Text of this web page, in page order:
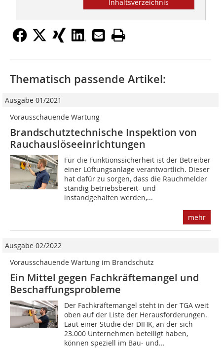
Inhaltsverzeichnis
Thematisch passende Artikel:
Ausgabe 01/2021
Vorausschauende Wartung
Brandschutztechnische Inspektion von
Rauchauslöseeinrichtungen
Für die Funktionssicherheit ist der Betreiber
einer Lüftungsanlage verantwortlich. Dieser
hat dafür zu sorgen, dass die Rauchmelder
ständig betriebsbereit- und
instandgehalten werden,...
mehr
Ausgabe 02/2022
Vorausschauende Wartung im Brandschutz
Ein Mittel gegen Fachkräftemangel und
Beschaffungsprobleme
Der Fachkräftemangel steht in der TGA weit
oben auf der Liste der Herausforderungen.
Laut einer Studie der DIHK, an der sich
23.000 Unternehmen beteiligt haben,
können speziell im Bau- und...